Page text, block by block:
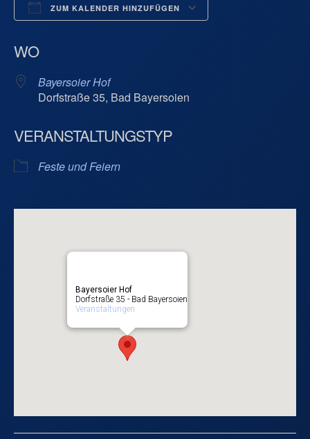
ZUM KALENDER HINZUFÜGEN
WO
Bayersoier Hof
Dorfstraße 35, Bad Bayersoien
VERANSTALTUNGSTYP
Feste und Feiern
Bayersoier Hof
Dorfstraße 35 - Bad Bayersoien
Veranstaltungen